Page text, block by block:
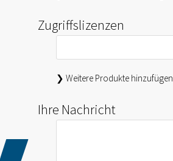
Zugriffslizenzen
❯ Weitere Produkte hinzufügen
Ihre Nachricht